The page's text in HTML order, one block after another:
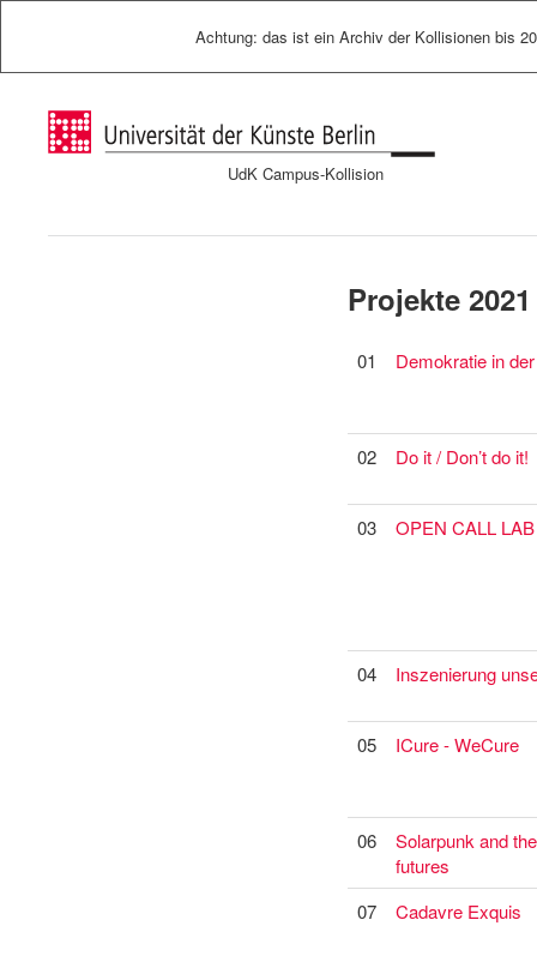
Achtung: das ist ein Archiv der Kollisionen bis
UdK Campus-Kollision
Projekte 2021
01 Demokratie in
02 Do it / Don’t do it!
03 OPEN CALL LAB
04 Inszenierung
05 ICure - WeCure
06
Solarpunk and
futures
07
Cadavre Exquis